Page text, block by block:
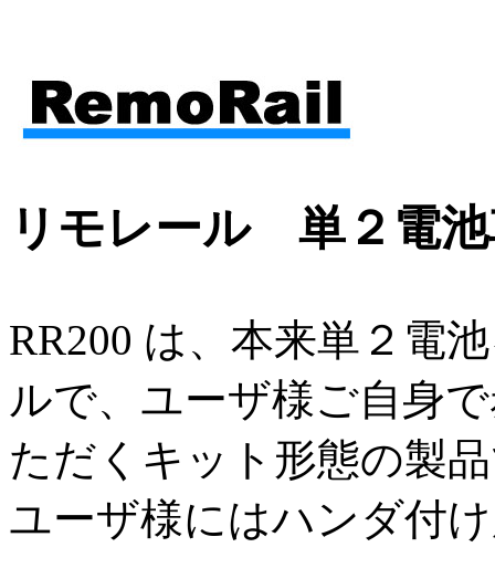
リモレール 単２電
RR200 は、本来単２電
ルで、ユーザ様ご自身
ただくキット形態の製
ユーザ様にはハンダ付